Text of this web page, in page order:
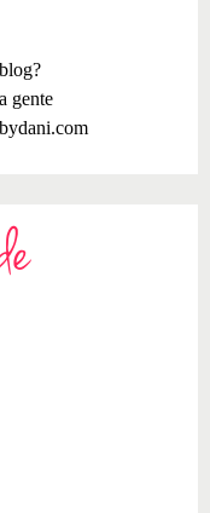
gente